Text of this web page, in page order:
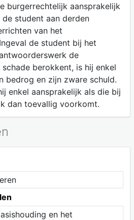
burgerrechtelijk aansprakelijk
student aan derden
van het
de student bij het
de
berokkent, is hij enkel
bedrog en zijn zware schuld.
enkel aansprakelijk als die bij
dan toevallig voorkomt.
en het